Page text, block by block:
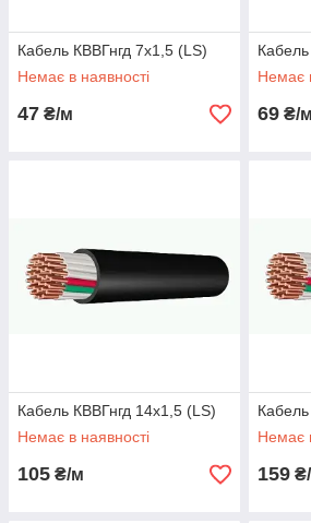
Кабель КВВГнгд 7х1,5 (LS)
Немає в наявності
47 ₴/м
Немає
69 ₴/м
Кабель КВВГнгд 14х1,5 (LS)
Немає в наявності
105 ₴/м
Немає
159